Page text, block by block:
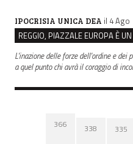
IPOCRISIA UNICA DEA il 4 Ago
L'inazione delle forze dell'ordine e
a quel punto chi avrà il coraggio di
366 338 335